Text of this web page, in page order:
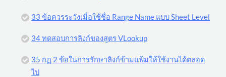
33 ข้อควรระวังเมื่อใช้ชื่อ Range Name แบบ Sheet Level
34 ทดสอบการลิงก์ของสูตร VLookup
35 กฏ 2 ข้อในการรักษาลิงก์ข้ามแฟ้มให้ใช้งานได้ตลอด
ไป